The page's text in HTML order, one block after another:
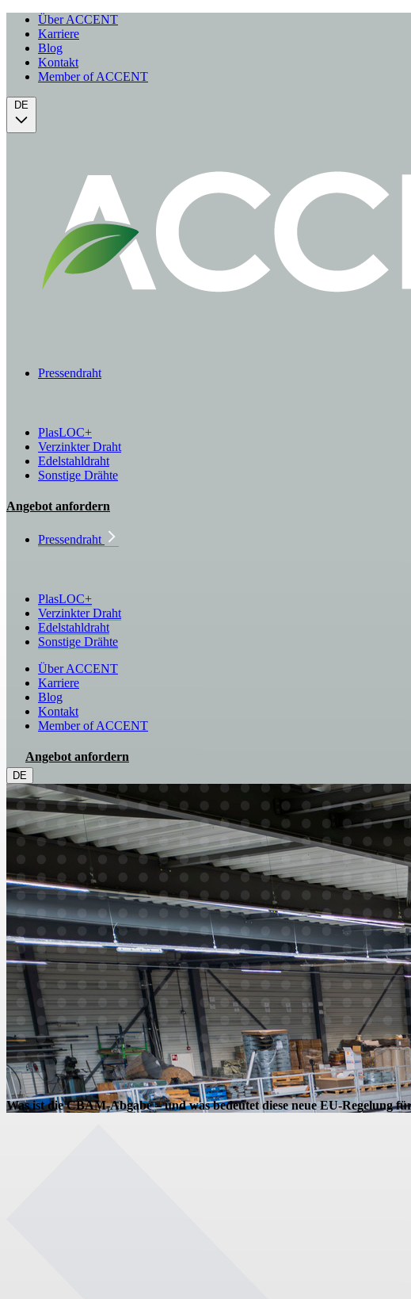
Über ACCENT
Karriere
Blog
Kontakt
Member of ACCENT
DE
Pressendraht
PlasLOC+
Verzinkter Draht
Edelstahldraht
Sonstige Drähte
Angebot anfordern
Pressendraht
PlasLOC+
Verzinkter Draht
Edelstahldraht
Sonstige Drähte
Über ACCENT
Karriere
Blog
Kontakt
Member of ACCENT
Angebot anfordern
DE
Was ist die CBAM-Abgabe – und was bedeutet diese neue EU-Regelung